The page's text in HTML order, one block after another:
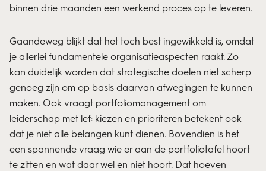
binnen drie maanden een werkend proces op te leveren.
Gaandeweg blijkt dat het toch best ingewikkeld is, omdat
je allerlei fundamentele organisatieaspecten raakt. Zo
kan duidelijk worden dat strategische doelen niet scherp
genoeg zijn om op basis daarvan afwegingen te kunnen
maken. Ook vraagt portfoliomanagement om
leiderschap met lef: kiezen en prioriteren betekent ook
dat je niet alle belangen kunt dienen. Bovendien is het
een spannende vraag wie er aan de portfoliotafel hoort
te zitten en wat daar wel en niet hoort. Dat hoeven